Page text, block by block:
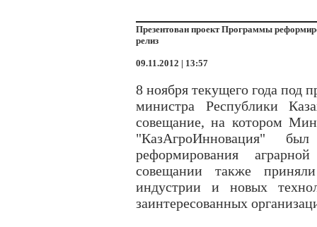
Презентован проект Программы
релиз
09.11.2012 | 13:57
8 ноября текущего года под
министра Республики
совещание, на котором
"КазАгроИнновация"
реформирования
совещании также
индустрии и новых
заинтересованных